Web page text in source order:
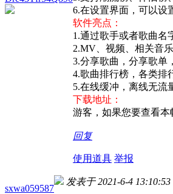
6.在设置界面，可以设
软件亮点：
1.通过歌手或者歌曲名
2.MV、视频、相关音
3.分享歌曲，分享歌单
4.歌曲排行榜，各类排
5.在线缓冲，离线无流
下载地址：
游客，如果您要查看本
回复
使用道具 举报
sxwa059587
发表于 2021-6-4 13:10:53